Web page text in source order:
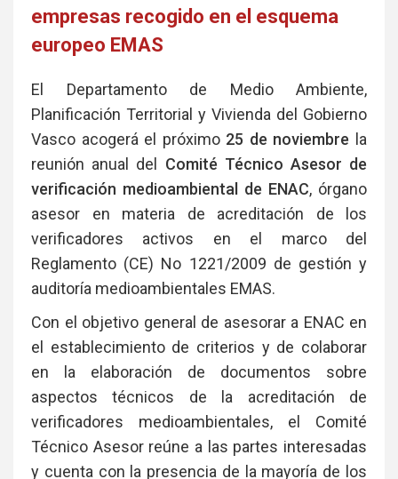
empresas recogido en el esquema
europeo EMAS
El Departamento de Medio Ambiente,
Planificación Territorial y Vivienda del Gobierno
Vasco acogerá el próximo 25 de noviembre la
reunión anual del Comité Técnico Asesor de
verificación medioambiental de ENAC, órgano
asesor en materia de acreditación de los
verificadores activos en el marco del
Reglamento (CE) No 1221/2009 de gestión y
auditoría medioambientales EMAS.
Con el objetivo general de asesorar a ENAC en
el establecimiento de criterios y de colaborar
en la elaboración de documentos sobre
aspectos técnicos de la acreditación de
verificadores medioambientales, el Comité
Técnico Asesor reúne a las partes interesadas
y cuenta con la presencia de la mayoría de los